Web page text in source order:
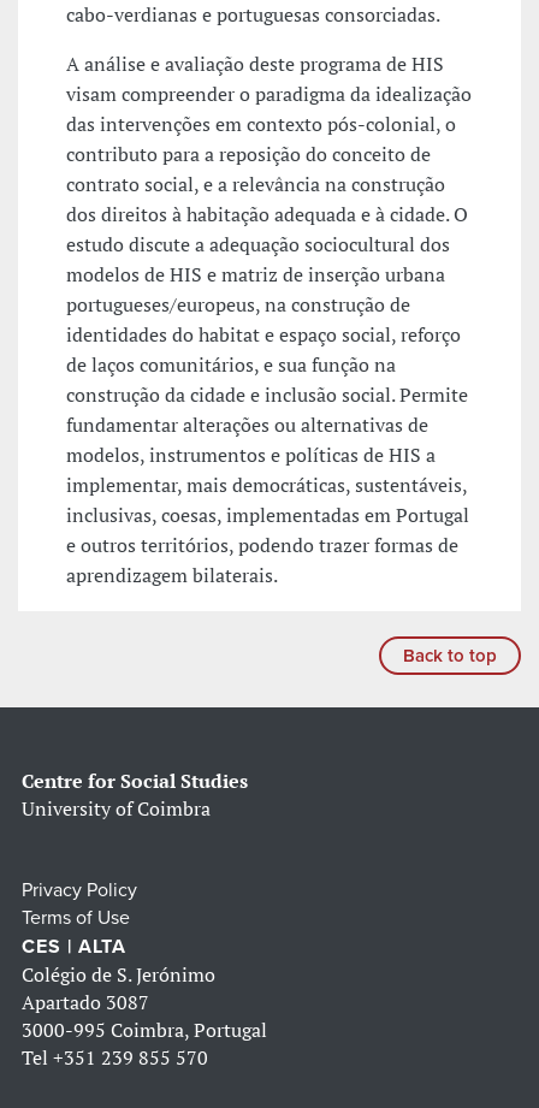
cabo-verdianas e portuguesas consorciadas.
A análise e avaliação deste programa de HIS
visam compreender o paradigma da idealização
das intervenções em contexto pós-colonial, o
contributo para a reposição do conceito de
contrato social, e a relevância na construção
dos direitos à habitação adequada e à cidade. O
estudo discute a adequação sociocultural dos
modelos de HIS e matriz de inserção urbana
portugueses/europeus, na construção de
identidades do habitat e espaço social, reforço
de laços comunitários, e sua função na
construção da cidade e inclusão social. Permite
fundamentar alterações ou alternativas de
modelos, instrumentos e políticas de HIS a
implementar, mais democráticas, sustentáveis,
inclusivas, coesas, implementadas em Portugal
e outros territórios, podendo trazer formas de
aprendizagem bilaterais.
Back to top
Centre for Social Studies
University of Coimbra
Privacy Policy
Terms of Use
CES | ALTA
Colégio de S. Jerónimo
Apartado 3087
3000-995 Coimbra, Portugal
Tel +351 239 855 570